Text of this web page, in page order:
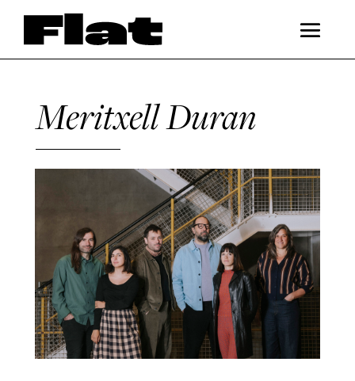
Meritxell Duran